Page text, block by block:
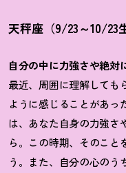
天秤座（9/23～10/23
自分の中に力強さや絶対
最近、周囲に理解しても
ように感じることがあっ
は、あなた自身の力強さ
ら。この時期、そのこと
う。また、自分の心のう